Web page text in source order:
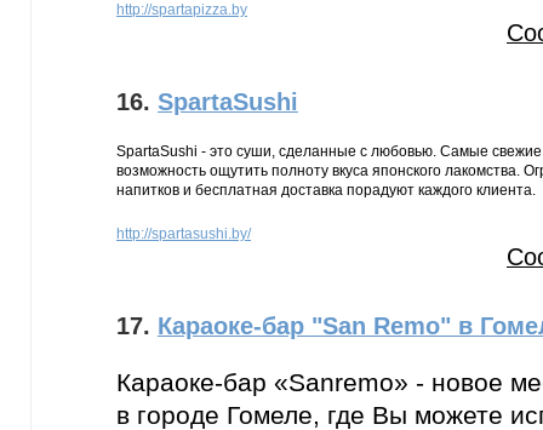
http://spartapizza.by
16. SpartaSushi
SpartaSushi - это суши, сделанные с любовью. Самые свежие
возможность ощутить полноту вкуса японского лакомства.
напитков и бесплатная доставка порадуют каждого клиента.
http://spartasushi.by/
17. Караоке-бар "San Remo" в
Караоке-бар «Sanremo» - новое
в городе Гомеле, где Вы можете